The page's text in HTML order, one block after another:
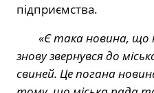
підприємства.
«Є така новина, що
знову звернувся до
свиней. Це погана